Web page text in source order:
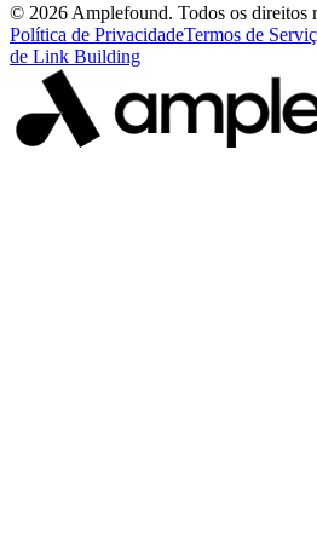
© 2026 Amplefound. Todos os direitos
Política de PrivacidadeTermos de
de Link Building